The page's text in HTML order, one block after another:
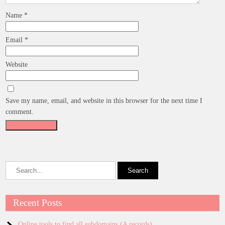
Name *
Email *
Website
Save my name, email, and website in this browser for the next time I
comment.
Recent Posts